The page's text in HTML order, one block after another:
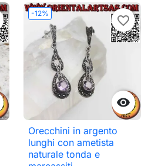
-12%

favorite_border
Orecchini in argento
lunghi con ametista
naturale tonda e